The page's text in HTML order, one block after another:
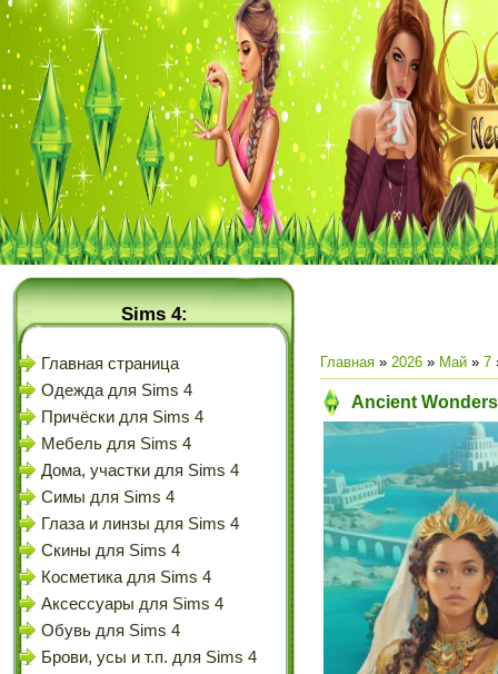
Sims 4:
Главная страница
Одежда для Sims 4
Причёски для Sims 4
Мебель для Sims 4
Дома, участки для Sims 4
Симы для Sims 4
Глаза и линзы для Sims 4
Скины для Sims 4
Косметика для Sims 4
Аксессуары для Sims 4
Обувь для Sims 4
Брови, усы и т.п. для Sims 4
Главная » 2026 » Май » 7
Ancient